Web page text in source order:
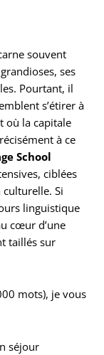
souvent
ses
Pourtant, il
s’étirer à
où la capitale
à ce
School
ciblées
culturelle. Si
linguistique
cœur d’une
taillés sur
mots), je vous
séjour